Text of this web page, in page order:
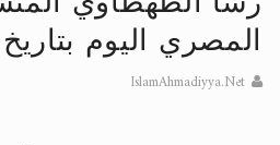
الحجّ.. دلالات،
اقرأ هذا
المصري اليوم بتاريخ 4/7/2012
IslamAhmadiyya.Net